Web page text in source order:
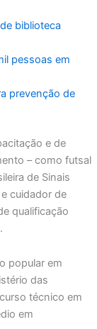
biblioteca
pessoas em
prevenção de
e de
– como futsal
de Sinais
cuidador de
qualificação
popular em
das
técnico em
em